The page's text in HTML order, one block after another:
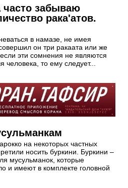
часто забываю
рака'атов.
в намазе, не имея
он три ракаата или же
эти сомнения не являются
человека, то ему следует...
на некоторых частных
носить буркини. Буркини –
мусульманок, которые
и имеют в комплекте головной